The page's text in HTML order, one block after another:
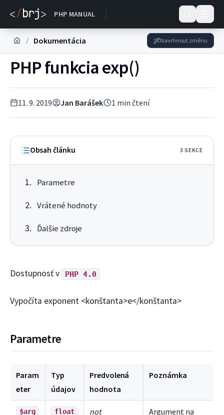
PHP MANUAL
DOKUMENTACE
/ Dokumentácia Navrhnout změnu
PHP funkcia exp()
11. 9. 2019 Jan Barášek 1 min čtení
Obsah článku 3 SEKCE
Parametre
Vrátené hodnoty
Ďalšie zdroje
Dostupnosť v PHP 4.0
Vypočíta exponent <konštanta>e</konštanta>
Parametre
Param
eter
Typ
údajov
Predvolená
hodnota
Poznámka
$arg float not
Argument na